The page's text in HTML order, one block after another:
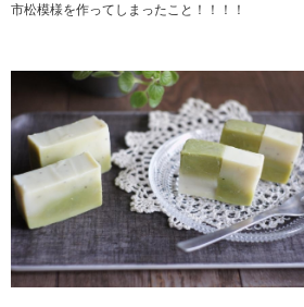
市松模様を作ってしまったこと！！！！